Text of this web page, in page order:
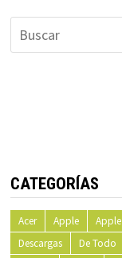
CATEGORÍAS
Acer Apple Apple
Descargas
De Todo